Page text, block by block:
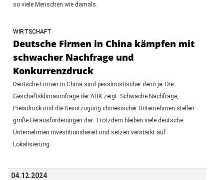
so viele Menschen wie damals.
WIRTSCHAFT
Deutsche Firmen in China kämpfen mit
schwacher Nachfrage und
Konkurrenzdruck
Deutsche Firmen in China sind pessimistischer denn je. Die
Geschäftsklimaumfrage der AHK zeigt: Schwache Nachfrage,
Preisdruck und die Bevorzugung chinesischer Unternehmen stellen
große Herausforderungen dar. Trotzdem bleiben viele deutsche
Unternehmen investitionsbereit und setzen verstärkt auf
Lokalisierung.
04.12.2024